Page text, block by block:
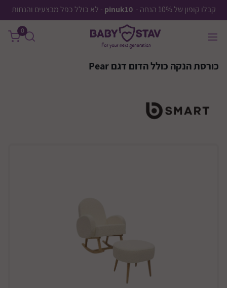
קבלו קופון של 10% הנחה - pinuk10 - לא כולל כפל מבצעים והנחות
0
כורסת הנקה כולל הדום דגם Pear